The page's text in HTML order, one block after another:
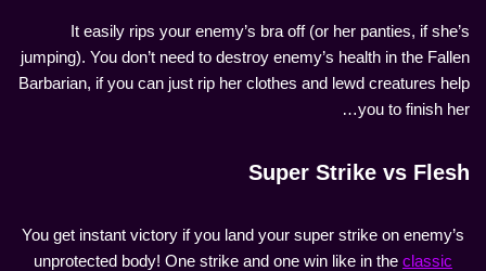
It easily rips your enemy’s bra off (or her panties, if she’s
jumping). You don’t need to destroy enemy’s health in the Fallen
Barbarian, if you can just rip her clothes and lewd creatures help
you to finish her…
Super Strike vs Flesh
You get instant victory if you land your super strike on enemy’s
unprotected body! One strike and one win like in the classic